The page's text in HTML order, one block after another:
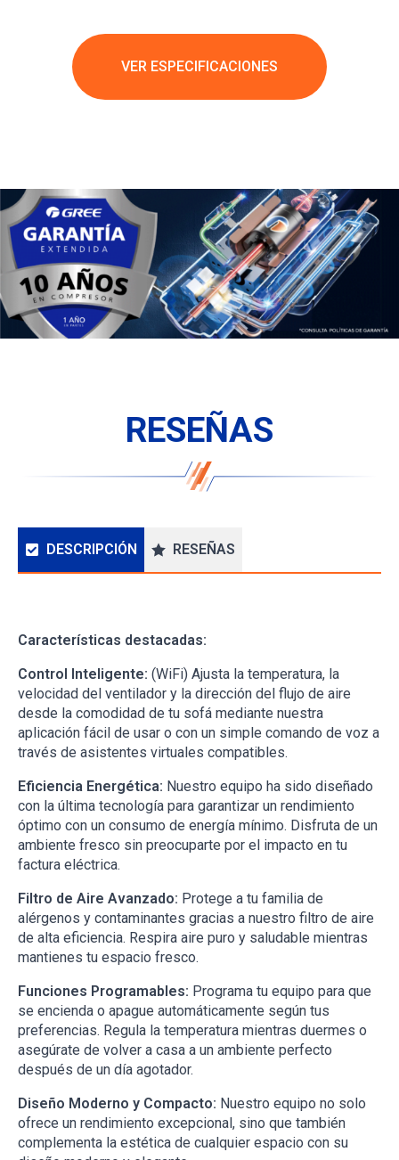
VER ESPECIFICACIONES
RESEÑAS
DESCRIPCIÓN RESEÑAS
Características destacadas:
Control Inteligente: (WiFi) Ajusta la temperatura, la
velocidad del ventilador y la dirección del flujo de aire
desde la comodidad de tu sofá mediante nuestra
aplicación fácil de usar o con un simple comando de voz a
través de asistentes virtuales compatibles.
Eficiencia Energética: Nuestro equipo ha sido diseñado
con la última tecnología para garantizar un rendimiento
óptimo con un consumo de energía mínimo. Disfruta de un
ambiente fresco sin preocuparte por el impacto en tu
factura eléctrica.
Filtro de Aire Avanzado: Protege a tu familia de
alérgenos y contaminantes gracias a nuestro filtro de aire
de alta eficiencia. Respira aire puro y saludable mientras
mantienes tu espacio fresco.
Funciones Programables: Programa tu equipo para que
se encienda o apague automáticamente según tus
preferencias. Regula la temperatura mientras duermes o
asegúrate de volver a casa a un ambiente perfecto
después de un día agotador.
Diseño Moderno y Compacto: Nuestro equipo no solo
ofrece un rendimiento excepcional, sino que también
complementa la estética de cualquier espacio con su